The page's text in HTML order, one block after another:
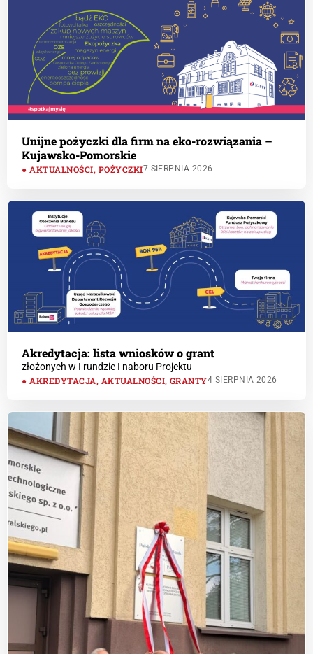
Unijne pożyczki dla firm na eko-rozwiązania –
Kujawsko-Pomorskie
AKTUALNOŚCI, POŻYCZKI7 SIERPNIA 2026
Akredytacja: lista wniosków o grant
złożonych w I rundzie I naboru Projektu
AKREDYTACJA, AKTUALNOŚCI, GRANTY4 SIERPNIA 2026